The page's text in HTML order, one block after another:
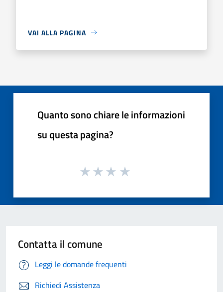
VAI ALLA PAGINA
Quanto sono chiare le informazioni
su questa pagina?
Contatta il comune
Leggi le domande frequenti
Richiedi Assistenza